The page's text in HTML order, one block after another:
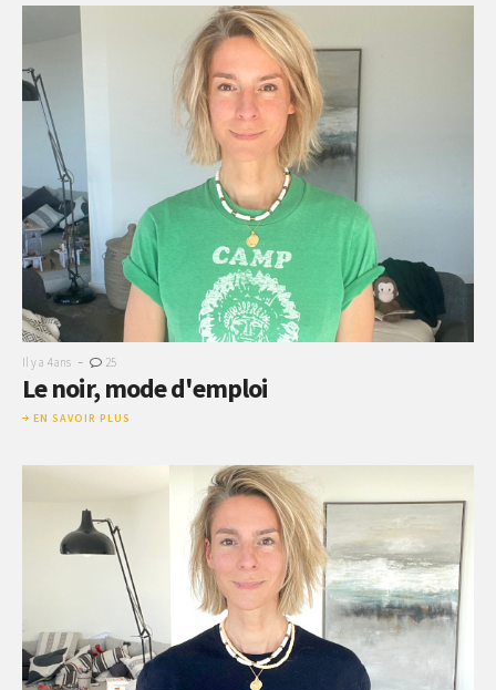
Il y a 4 ans - 25
Le noir, mode d'emploi
EN SAVOIR PLUS